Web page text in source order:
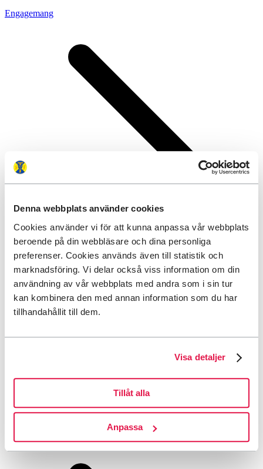
Denna webbplats använder cookies
Cookies använder vi för att kunna anpassa vår webbplats
beroende på din webbläsare och dina personliga
preferenser. Cookies används även till statistik och
marknadsföring. Vi delar också viss information om din
användning av vår webbplats med andra som i sin tur
kan kombinera den med annan information som du har
tillhandahållit till dem.
Visa detaljer
Tillåt alla
Anpassa
Engagemang